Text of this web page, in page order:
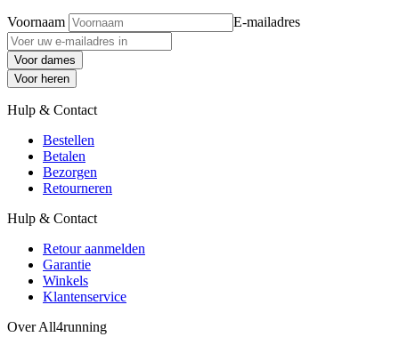
Voornaam E-mailadres
Voor dames
Voor heren
Hulp & Contact
Bestellen
Betalen
Bezorgen
Retourneren
Hulp & Contact
Retour aanmelden
Garantie
Winkels
Klantenservice
Over All4running